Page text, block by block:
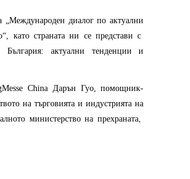
диалог по актуални
като страната ни се представи с
България: актуални тенденции и
China Дарън Гуо, помощник-
на търговията и индустрията на
министерство на прехраната,